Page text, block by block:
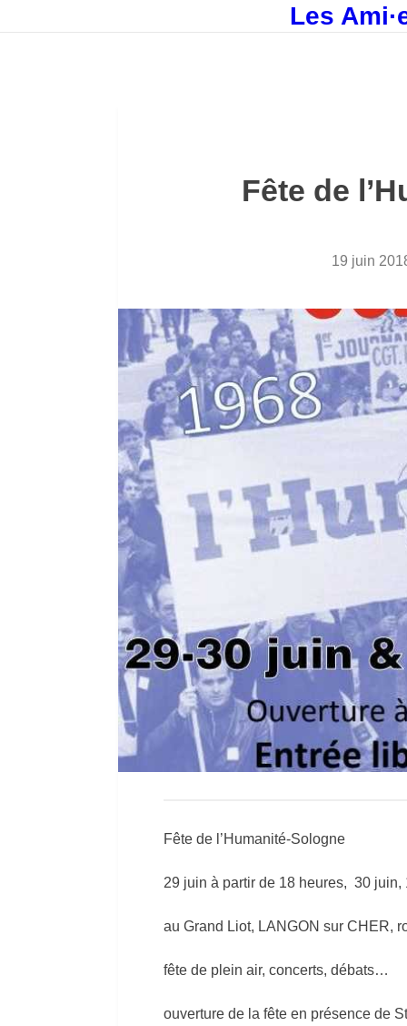
Les
Fête de
19 juin
Fête de l’Humanité-Sologne
29 juin à partir de 18 heures, 30 juin,
au Grand Liot, LANGON sur CHER,
fête de plein air, concerts, débats…
ouverture de la fête en présence de